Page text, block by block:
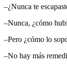
–¿Nunca te
–Nunca, ¿cómo
–Pero ¿cómo lo
–No hay más